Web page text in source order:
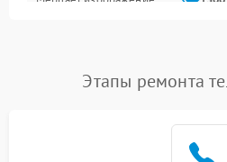
Не работает Face ID
Этапы ремонта